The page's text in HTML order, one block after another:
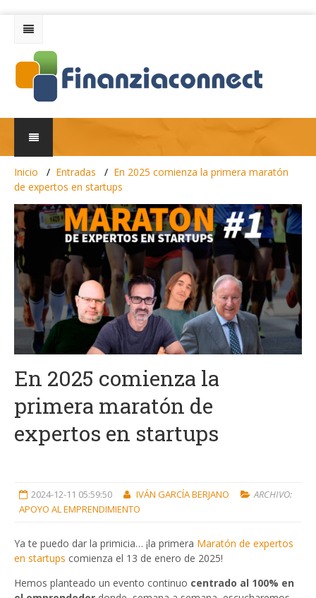
Inicio Entradas
En 2025 comienza la primera maratón
de expertos en startups
En 2025 comienza la
primera maratón de
expertos en startups
2024-12-11 05:59:50 IVÁN GARCÍA BERJANO
ARCHIVO:
APOYO AL EMPRENDIMIENTO
Ya te puedo dar la primicia… ¡la primera Maratón de expertos
en startups comienza el 13 de enero de 2025!
Hemos planteado un evento continuo centrado al 100% en